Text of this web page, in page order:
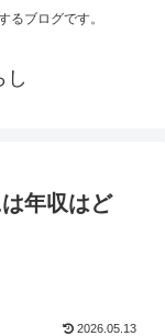
るブログです。
し
年収はど
2026.05.13